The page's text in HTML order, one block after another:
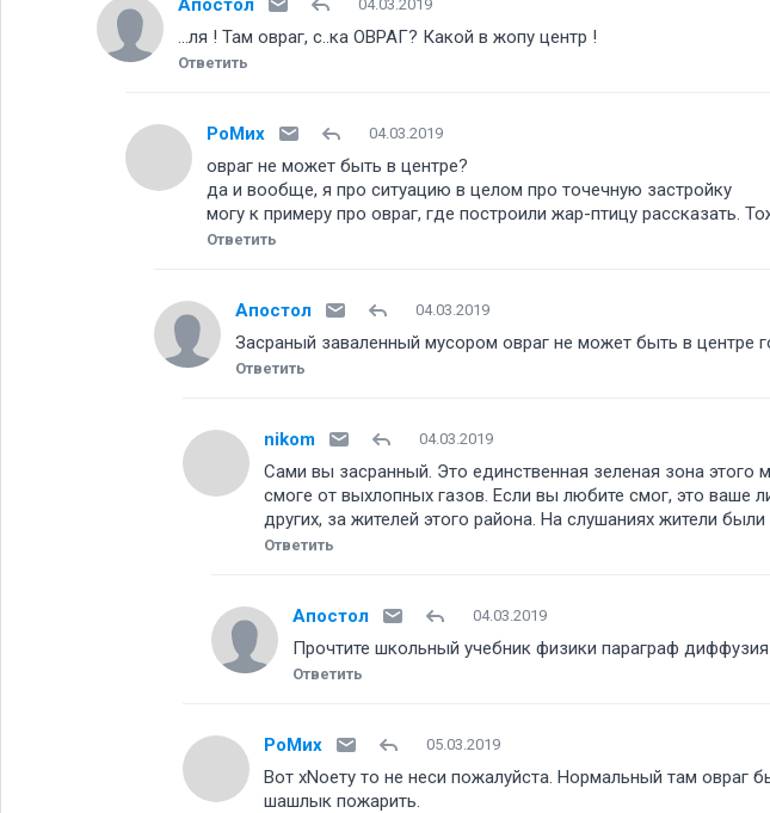
04.03.2019
...ля ! Там овраг, с..ка ОВРАГ? Какой в жопу центр !
Ответить
РоМих 04.03.2019
овраг не может быть в центре
да и вообще, я про ситуацию в целом про точечную застройку
могу к примеру про овраг, где построили жар-птицу рассказать.
Ответить
Апостол 04.03.2019
Засраный заваленный мусором овраг не может быть в центре
Ответить
nikom 04.03.2019
Сами вы засранный. Это единственная зеленая зона
смоге от выхлопных газов. Если вы любите смог, это ваше
других, за жителей этого района. На слушаниях жители были
Ответить
Апостол 04.03.2019
Прочтите школьный учебник физики параграф
Ответить
РоМих 05.03.2019
Вот хNoету то не неси пожалуйста. Нормальный там овраг
шашлык пожарить.